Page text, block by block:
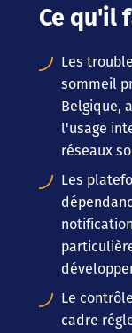
Ce qu'il
Les
sommeil
Belgique,
l'usage
réseaux
Les
Le
cadre